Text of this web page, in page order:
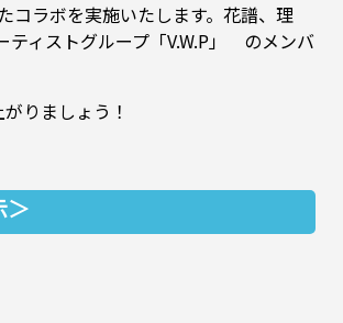
コラボを実施いたします。花譜、理
ティストグループ「V.W.P」 のメンバ
りましょう！
＞